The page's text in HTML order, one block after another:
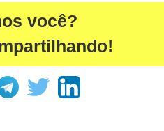
você?